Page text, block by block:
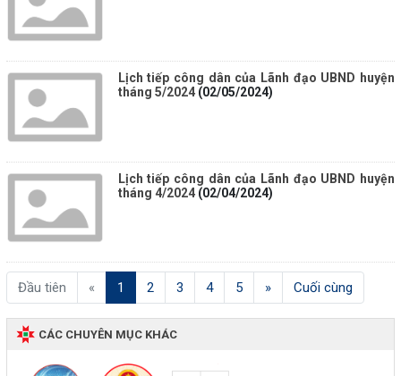
Lịch tiếp công dân của Lãnh đạo UBND huyện
tháng 5/2024 (02/05/2024)
Lịch tiếp công dân của Lãnh đạo UBND huyện
tháng 4/2024 (02/04/2024)
Đầu tiên « 1 (current)
2 3 4 5 » Cuối cùng
CÁC CHUYÊN MỤC KHÁC